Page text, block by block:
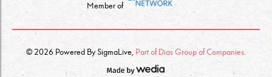
Member of
© 2026 Powered By SigmaLive, Part of Dias Group of Companies.